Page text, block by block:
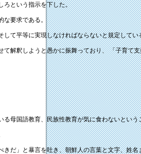
ろという指示を下した。
な要求である。
て平等に実現しなければならないと規定してい
解釈しようと愚かに振舞っており、 「子育て
母国語教育、民族性教育が気に食わないという
」と暴言を吐き、朝鮮人の言葉と文字、姓名